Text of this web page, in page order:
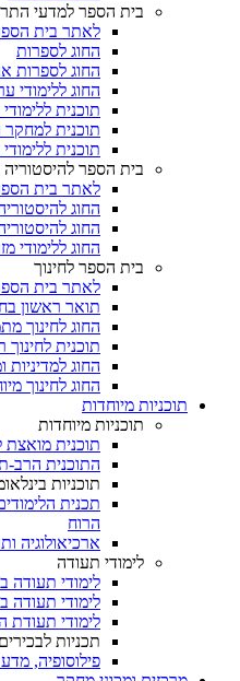
בית הספר למדעי
לאתר בית
החוג לספרות
החוג לספרות
החוג ללימודי
תוכנית
תוכנית
תוכנית
בית הספר להיסטוריה
לאתר בית
החוג
החוג
החוג ללימודי
בית הספר לחינוך
לאתר בית
תואר ראשון
החוג לחינוך
תוכנית לחינוך
החוג למדיניות
החוג לחינוך
תוכניות מיוחדות
תוכניות מיוחדות
תוכנית מואצת
התוכנית הרב-
תוכניות
תכנית
הרוח
ארכיאולוגיה
לימודי תעודה
לימודי תעודה
לימודי תעודה
לימודי תעודת
תכניות
פילוסופיה,